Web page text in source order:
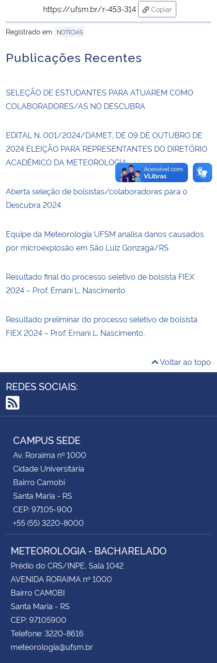
Ministério da Mulher, da Família e dos Direitos Humanos
Secretaria-Geral
Secretaria de Governo
Advocacia-Geral da União
Banco Central do Brasil
Planalto
https://ufsm.br/r-453-314
Copiar
para área de
Registrado em
NOTÍCIAS
Publicações Recentes
SELEÇÃO DE ESTUDANTES PARA ATUAREM COMO
COLABORADORES/AS NO DESCUBRA
EDITAL N. 001/2024/DAMET, DE 09 DE OUTUBRO DE
2024 ELEIÇÃO PARA REPRESENTANTES DO DIRETÓRIO
ACADÊMICO DA METEOROLOGIA
Aberta seleção de bolsistas/colaboradores para o
Descubra 2024
Equipe da Meteorologia UFSM analisa danos causados
por microexplosão em São Luiz Gonzaga/RS
Resultado final do processo seletivo de bolsista FIEX
2024 – Prof. Ernani L. Nascimento
Resultado preliminar do processo seletivo de bolsista
FIEX 2024 – Prof. Ernani L. Nascimento.
Voltar ao topo
REDES SOCIAIS:
RSS
CAMPUS SEDE
Av. Roraima nº 1000
Cidade Universitária
Bairro Camobi
Santa Maria - RS
CEP: 97105-900
+55 (55) 3220-8000
METEOROLOGIA - BACHARELADO
Prédio do CRS/INPE, Sala 1042
AVENIDA RORAIMA nº 1000
Bairro CAMOBI
Santa Maria - RS
CEP: 97105900
Telefone: 3220-8616
meteorologia@ufsm.br